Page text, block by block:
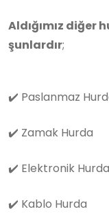
Aldığımız diğer
şunlardır;
✔️ Paslanmaz
✔️ Zamak Hurda
✔️ Elektronik Hurda
✔️ Kablo Hurda